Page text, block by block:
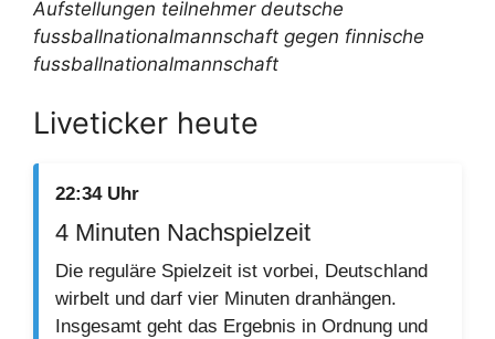
Aufstellungen teilnehmer deutsche
fussballnationalmannschaft gegen finnische
fussballnationalmannschaft
Liveticker heute
22:34 Uhr
4 Minuten Nachspielzeit
Die reguläre Spielzeit ist vorbei, Deutschland
wirbelt und darf vier Minuten dranhängen.
Insgesamt geht das Ergebnis in Ordnung und